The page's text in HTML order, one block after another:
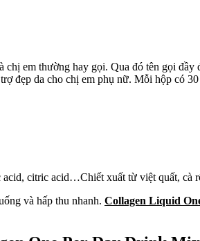
chị em thường hay gọi. Qua đó tên gọi
đẹp da cho chị em phụ nữ. Mỗi hộp có
citric acid…Chiết xuất từ việt quất, cà
và hấp thu nhanh. Collagen Liquid